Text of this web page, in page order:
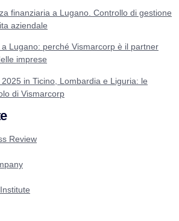
finanziaria a Lugano. Controllo di gestione
aziendale
Lugano: perché Vismarcorp è il partner
imprese
in Ticino, Lombardia e Liguria: le
di Vismarcorp
Review